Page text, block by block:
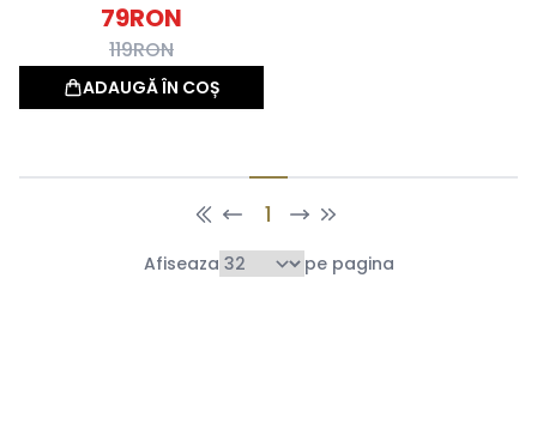
79RON
119RON
ADAUGĂ ÎN COȘ
1
Afiseaza pe pagina